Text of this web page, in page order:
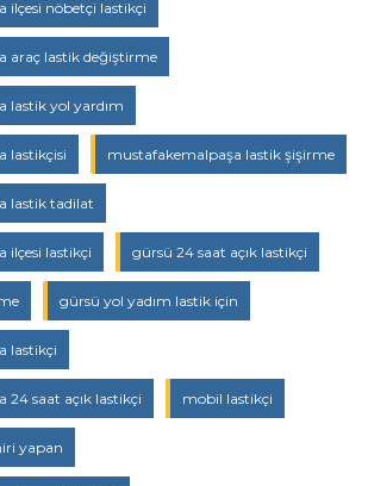
ilçesi nöbetçi lastikçi
araç lastik değiştirme
lastik yol yardım
lastikçisi mustafakemalpaşa lastik şişirme
lastik tadilat
ilçesi lastikçi gürsü 24 saat açık lastikçi
gürsü yol yadım lastik için
lastikçi
saat açık lastikçi mobil lastikçi
yapan